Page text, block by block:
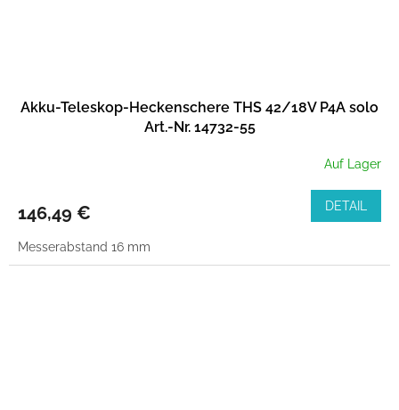
Akku-Teleskop-Heckenschere THS 42/18V P4A solo
Art.-Nr. 14732-55
Auf Lager
146,49 € DETAIL
Messerabstand 16 mm